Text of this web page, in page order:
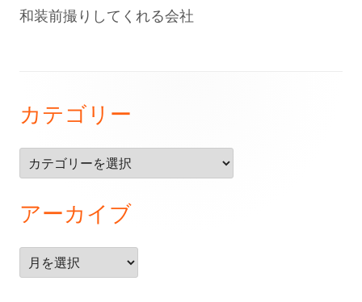
和装前撮りしてくれる会社
ッ
タ
ー・
コ
ン
テ
カテゴリー
テ
リ
アーカイブ
ー